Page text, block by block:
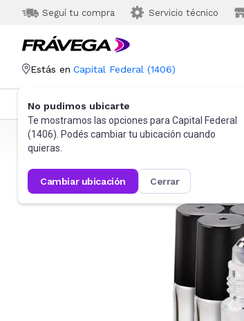
Seguí tu compra Servicio técnico
Estás en Capital Federal (1406)
No pudimos ubicarte
Te mostramos las opciones para Capital Federal
(1406). Podés cambiar tu ubicación cuando
quieras.
cambiar ubicación cerrar
Categorías Más Vendidos
Frávega Belleza y Cuidado Corporal Accesorios